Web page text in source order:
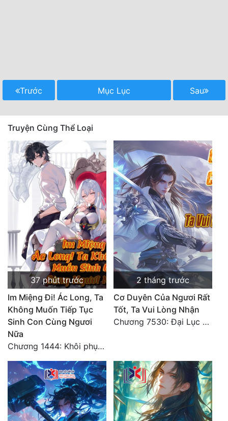
Trước Mục Lục Sau
Truyện Cùng Thể Loại
37 phút trước
Im Miệng Đi! Ác Long, Ta
Không Muốn Tiếp Tục
Sinh Con Cùng Ngươi
Nữa
Chương 1444: Khôi phục quỹ đạo
2 tháng trước
Cơ Duyên Của Ngươi Rất
Tốt, Ta Vui Lòng Nhận
Chương 7530: Đại Lục Khởi Nguyên – Kiến Thành 71